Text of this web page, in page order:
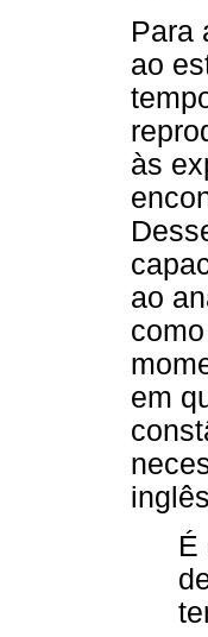
Para
ao
às
ao
em
É